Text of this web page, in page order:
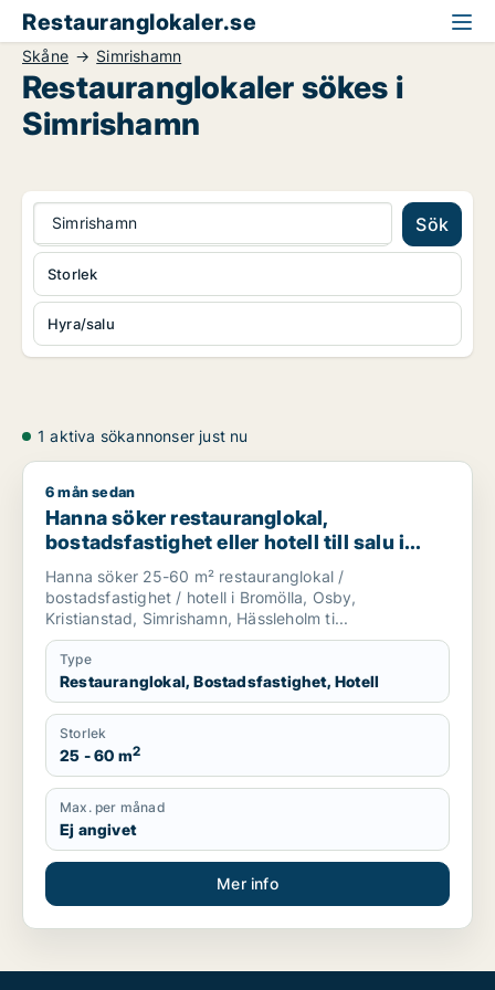
Restauranglokaler.se
Skåne Simrishamn
Restauranglokaler sökes i
Simrishamn
Simrishamn Sök
Hyra/salu
Storlek
1 aktiva sökannonser just nu
Hanna söker restauranglokal, bostadsfastighet eller hotell
6 mån sedan
Hanna söker restauranglokal,
bostadsfastighet eller hotell till salu i
Bromölla, Osby eller Kristianstad m.fl.
Hanna söker 25-60 m² restauranglokal /
bostadsfastighet / hotell i Bromölla, Osby,
Kristianstad, Simrishamn, Hässleholm ti...
Type
Restauranglokal, Bostadsfastighet, Hotell
Storlek
25 - 60 m2
Max. per månad
Ej angivet
Mer info